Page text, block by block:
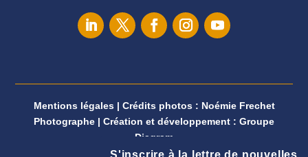
Mentions légales| Crédits photos : Noémie Frechet
Photographe | Création et développement : Groupe
Diagram
S'inscrire à la lettre de nouvelles